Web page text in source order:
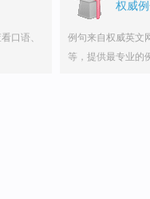
口语、
权威
例句来自权威英文
等，提供最专业的